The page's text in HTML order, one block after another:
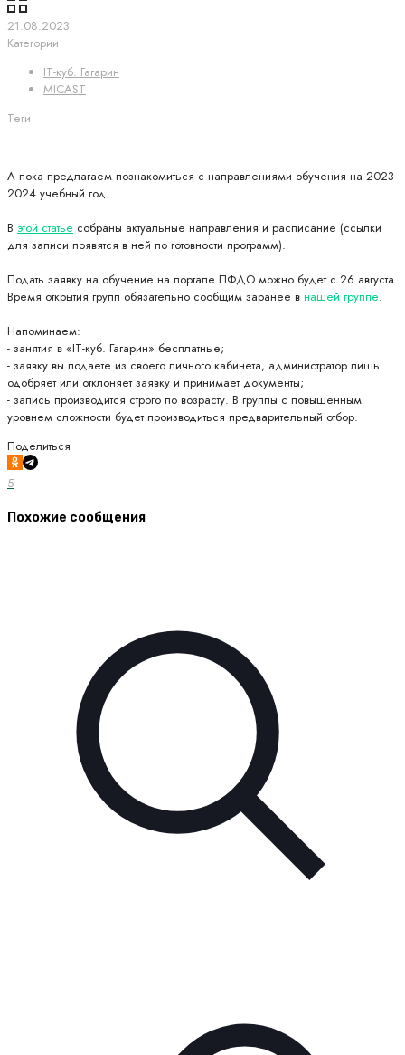
21.08.2023
Категории
IT-куб. Гагарин
MICAST
Теги
А пока предлагаем познакомиться с направлениями обучения на 2023-
2024 учебный год.
В этой статье собраны актуальные направления и расписание (ссылки
для записи появятся в ней по готовности программ).
Подать заявку на обучение на портале ПФДО можно будет с 26 августа.
Время открытия групп обязательно сообщим заранее в нашей группе.
Напоминаем:
- занятия в «IT-куб. Гагарин» бесплатные;
- заявку вы подаете из своего личного кабинета, администратор лишь
одобряет или отклоняет заявку и принимает документы;
- запись производится строго по возрасту. В группы с повышенным
уровнем сложности будет производиться предварительный отбор.
Поделиться
5
Похожие сообщения